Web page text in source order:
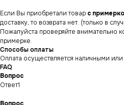
Если Вы приобретали товар с
доставку, то возврата нет. (только в
Пожалуйста проверяйте внимательно
примерке.
Способы оплаты
Оплата осуществляется наличными
FAQ
Вопрос
Ответ1